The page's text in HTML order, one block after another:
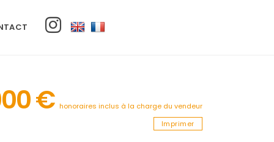
INSTA
€ honoraires inclus à la charge du vendeur
Imprimer